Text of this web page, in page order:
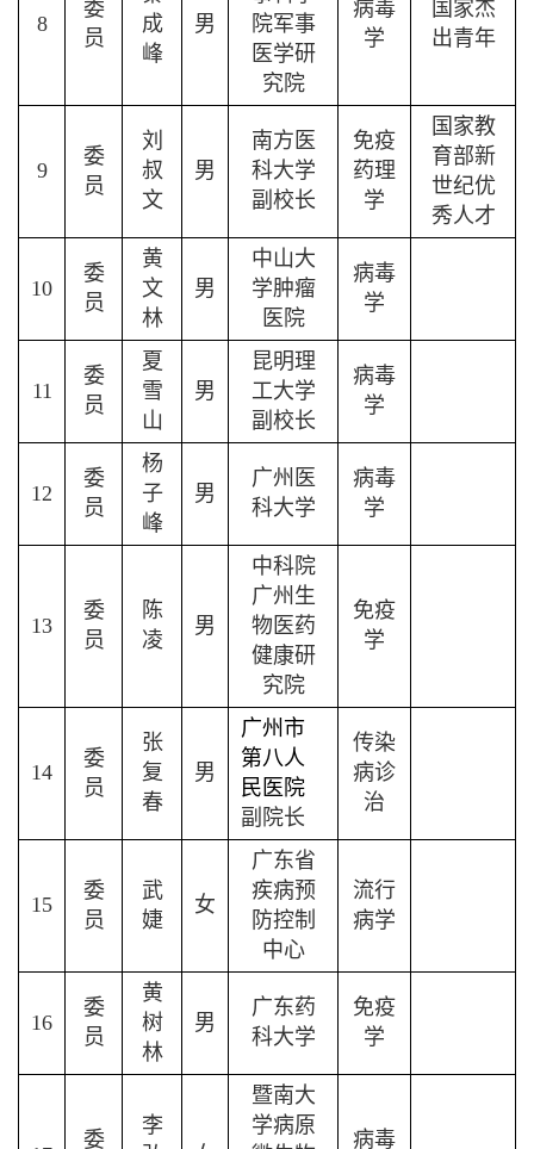
8
委
员
成
峰
男
院军事
医学研
究院
病毒
学
国家杰
出青年
9
委
员
刘
叔
文
男
南方医
科大学
副校长
免疫
药理
学
国家教
育部新
世纪优
秀人才
10
委
员
黄
文
林
男
中山大
学肿瘤
医院
病毒
学
11
委
员
夏
雪
山
男
昆明理
工大学
副校长
病毒
学
12
委
员
杨
子
峰
男
广州医
科大学
病毒
学
13
委
员
陈
凌
男
中科院
广州生
物医药
健康研
究院
免疫
学
14
委
员
张
复
春
男
广州市
第八人
民医院
副院长
传染
病诊
治
15
委
员
武
婕
女
广东省
疾病预
防控制
中心
流行
病学
16
委
员
黄
树
林
男
广东药
科大学
免疫
学
委
李
暨南大
学病原
病毒